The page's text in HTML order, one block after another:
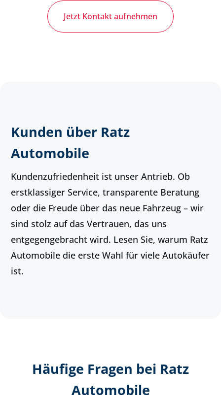
Jetzt Kontakt aufnehmen
Kunden über Ratz
Automobile
Kundenzufriedenheit ist unser Antrieb. Ob
erstklassiger Service, transparente Beratung
oder die Freude über das neue Fahrzeug – wir
sind stolz auf das Vertrauen, das uns
entgegengebracht wird. Lesen Sie, warum Ratz
Automobile die erste Wahl für viele Autokäufer
ist.
Häufige Fragen bei Ratz
Automobile